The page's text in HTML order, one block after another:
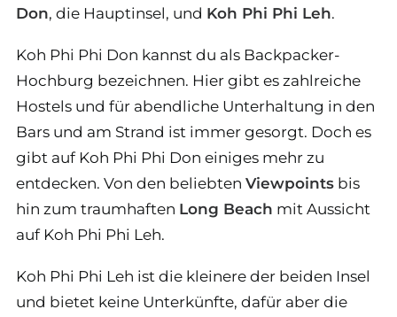
Don, die Hauptinsel, und Koh Phi Phi Leh.
Koh Phi Phi Don kannst du als Backpacker-
Hochburg bezeichnen. Hier gibt es zahlreiche
Hostels und für abendliche Unterhaltung in den
Bars und am Strand ist immer gesorgt. Doch es
gibt auf Koh Phi Phi Don einiges mehr zu
entdecken. Von den beliebten Viewpoints bis
hin zum traumhaften Long Beach mit Aussicht
auf Koh Phi Phi Leh.
Koh Phi Phi Leh ist die kleinere der beiden Insel
und bietet keine Unterkünfte, dafür aber die